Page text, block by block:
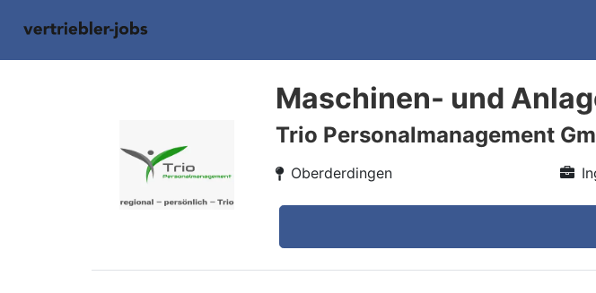
Maschinen- und
Trio Personalmanagement
Oberderdingen